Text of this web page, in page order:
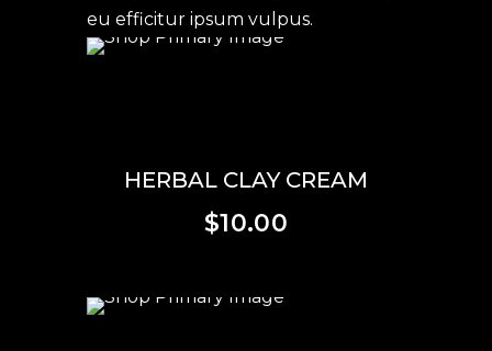
eu efficitur ipsum vulpus.
HERBAL CLAY CREAM
$10.00